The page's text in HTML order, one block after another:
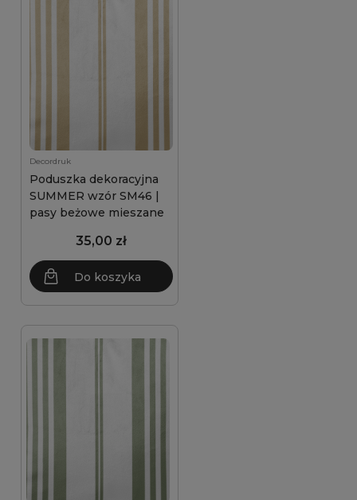
Decordruk
Poduszka dekoracyjna
SUMMER wzór SM46 |
pasy beżowe mieszane
35,00 zł
Do koszyka